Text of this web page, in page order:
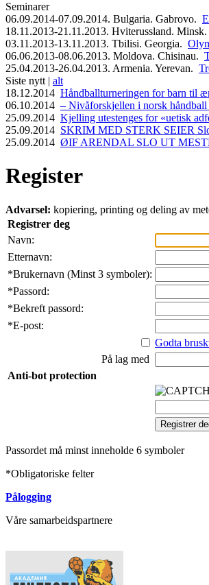
Seminarer
06.09.2014-07.09.2014. Bulgaria. Gabrovo.
18.11.2013-21.11.2013. Hviterussland. Minsk.
03.11.2013-13.11.2013. Tbilisi. Georgia.
06.06.2013-08.06.2013. Moldova. Chisinau.
25.04.2013-26.04.2013. Armenia. Yerevan.
Siste nytt | alt
18.12.2014 Håndballturneringen for barn til
06.10.2014 – Nivåforskjellen i norsk
25.09.2014 Kjelling utestenges for «uetisk
25.09.2014 SKRIM MED STERK SEIER
25.09.2014 ØIF ARENDAL SLO UT
Register
Advarsel: kopiering, printing og deling av
Registrer deg
Navn:
Etternavn:
*Brukernavn (Minst 3 symboler):
*Passord:
*Bekreft passord:
*E-post:
Godta
På lag med
Anti-bot protection
Passordet må minst inneholde 6 symboler
*Obligatoriske felter
Pålogging
Våre samarbeidspartnere